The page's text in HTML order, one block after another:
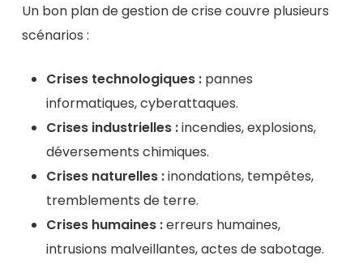
Un bon plan de gestion de crise couvre plusieurs
scénarios :
Crises technologiques :pannes
informatiques, cyberattaques.
Crises industrielles :incendies, explosions,
déversements chimiques.
Crises naturelles :inondations, tempêtes,
tremblements de terre.
Crises humaines :erreurs humaines,
intrusions malveillantes, actes de sabotage.